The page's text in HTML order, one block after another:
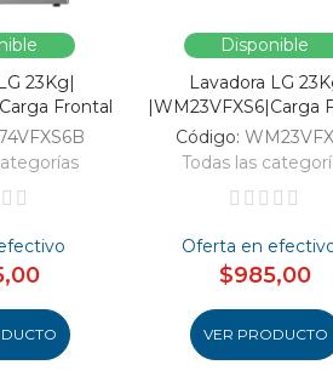
23Kg|
Frontal
Disponible
Lavadora LG
|WM23VFXS6|Carga
Código:
Todas las
Oferta en
$985,00
VER PRODUCTO